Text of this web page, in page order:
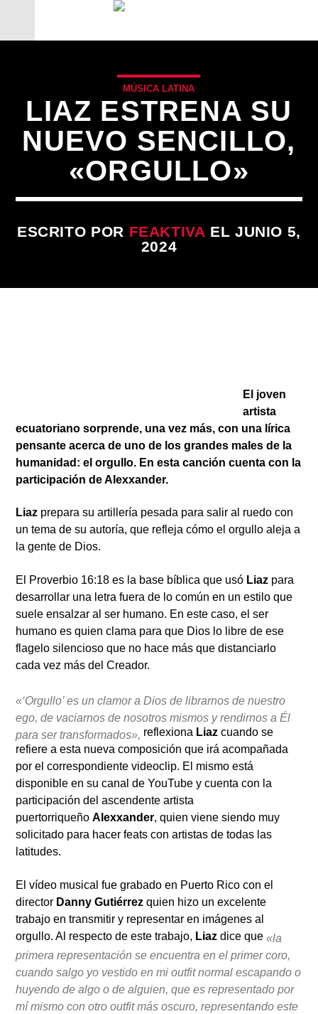
CANCIÓN ACTUAL
MÚSICA LATINA
LIAZ ESTRENA SU
NUEVO SENCILLO,
«ORGULLO»
ESCRITO POR FEAKTIVA EL JUNIO 5,
2024
El joven
artista
ecuatoriano sorprende, una vez más, con una lírica
pensante acerca de uno de los grandes males de la
humanidad: el orgullo. En esta canción cuenta con la
participación de Alexxander.
Liaz prepara su artillería pesada para salir al ruedo con
un tema de su autoría, que refleja cómo el orgullo aleja a
la gente de Dios.
El Proverbio 16:18 es la base bíblica que usó Liaz para
desarrollar una letra fuera de lo común en un estilo que
suele ensalzar al ser humano. En este caso, el ser
humano es quien clama para que Dios lo libre de ese
flagelo silencioso que no hace más que distanciarlo
cada vez más del Creador.
«‘Orgullo’ es un clamor a Dios de librarnos de nuestro
ego, de vaciarnos de nosotros mismos y rendirnos a Él
para ser transformados», reflexiona Liazcuando se
refiere a esta nueva composición que irá acompañada
por el correspondiente videoclip. El mismo está
disponible en su canal de YouTube y cuenta con la
participación del ascendente artista
puertorriqueñoAlexxander, quien viene siendo muy
solicitado para hacer feats con artistas de todas las
latitudes.
El vídeo musical fue grabado en Puerto Rico con el
director Danny Gutiérrez quien hizo un excelente
trabajo en transmitir y representar en imágenes al
orgullo. Al respecto de este trabajo, Liazdice que «la
primera representación se encuentra en el primer coro,
cuando salgo yo vestido en mi outfit normal escapando o
huyendo de algo o de alguien, que es representado por
mí mismo con otro outfit más oscuro, representando este